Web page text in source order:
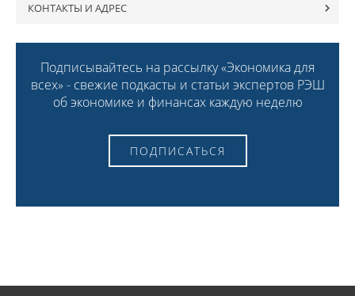
КОНТАКТЫ И АДРЕС
Подписывайтесь на рассылку «Экономика для
всех» - свежие подкасты и статьи экспертов РЭШ
об экономике и финансах каждую неделю
ПОДПИСАТЬСЯ